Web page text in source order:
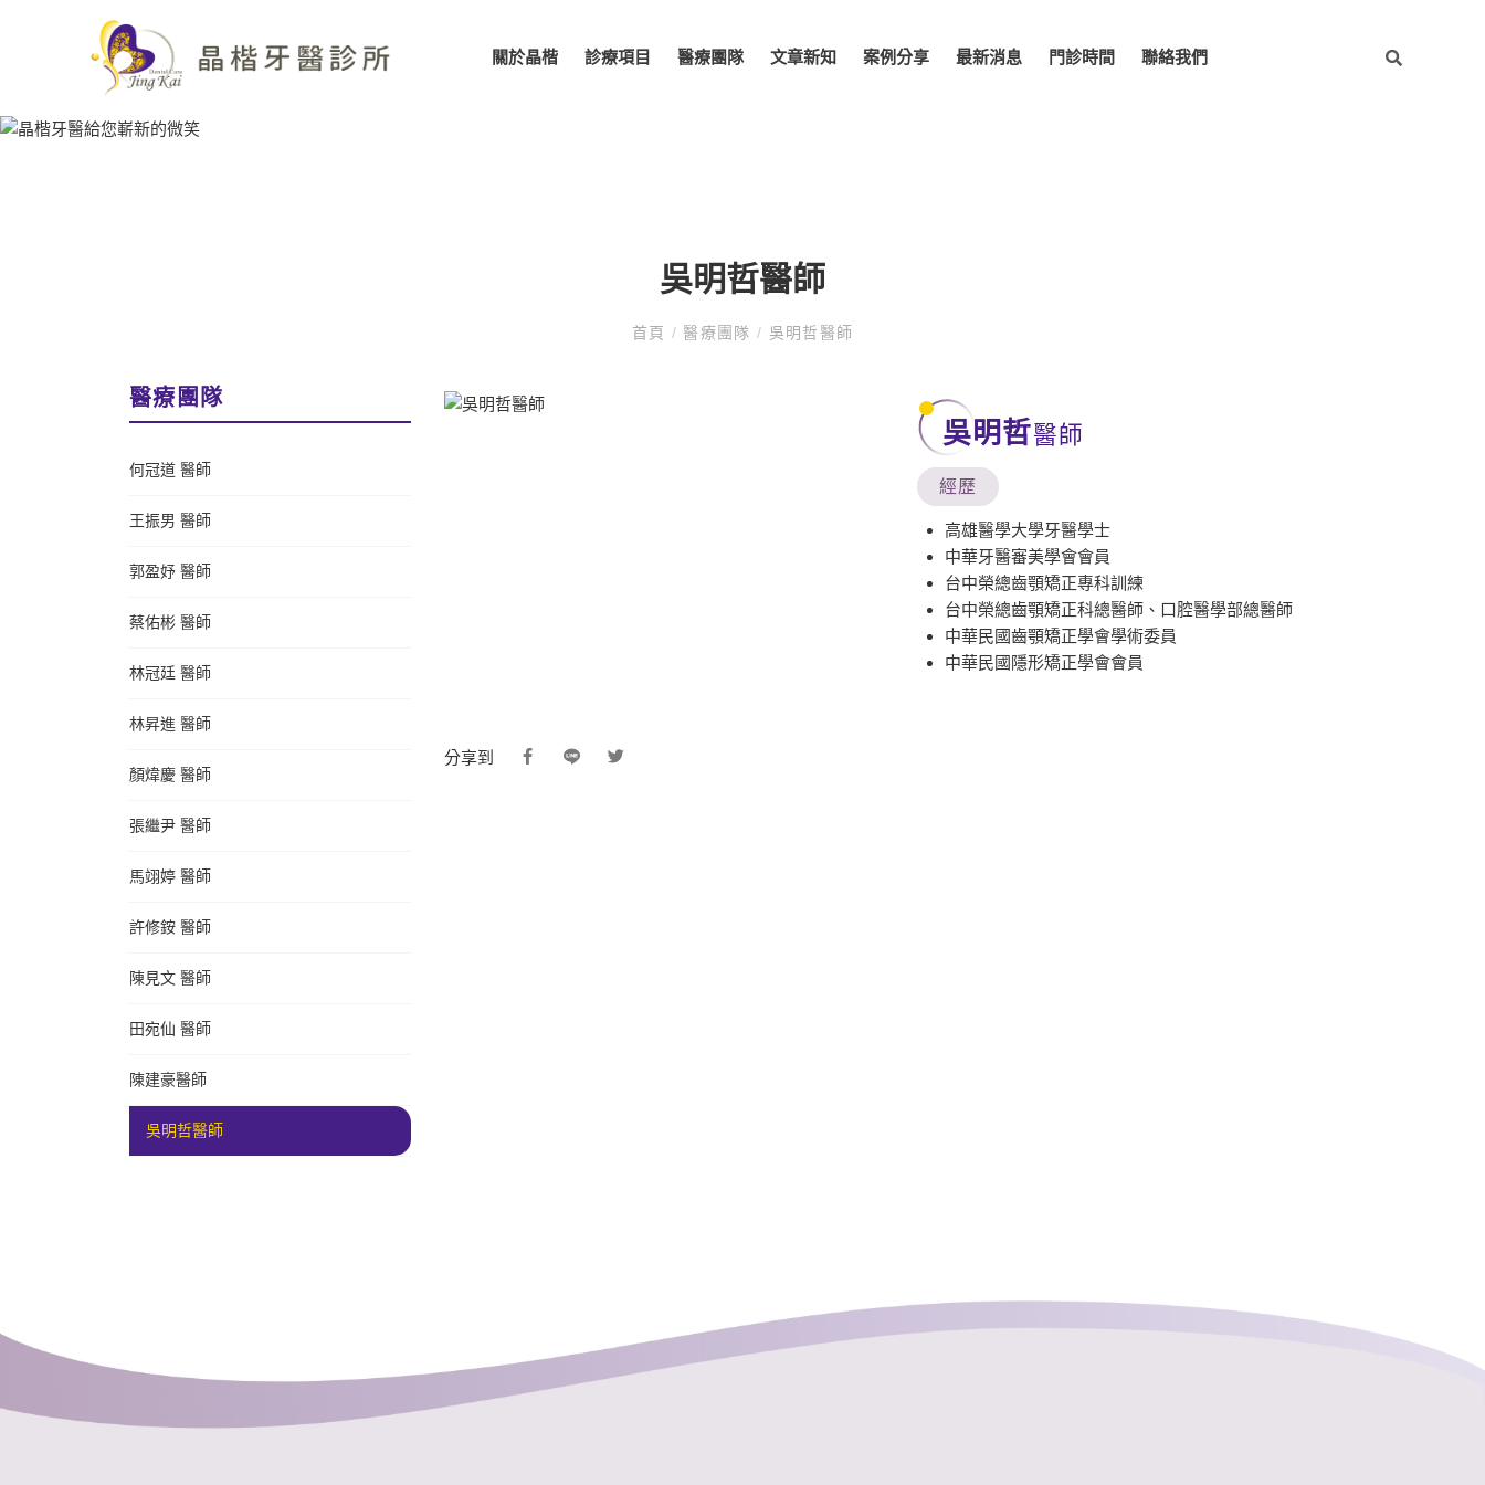
關於晶楷 診療項目 醫療團隊 文章新知 案例分享 最新消息 門診時間 聯絡我們
吳明哲醫師
首頁 / 醫療團隊/ 吳明哲醫師
醫療團隊
何冠道 醫師
王振男 醫師
郭盈妤 醫師
蔡佑彬 醫師
林冠廷 醫師
林昇進 醫師
顏煒慶 醫師
張繼尹 醫師
馬翊婷 醫師
許修銨 醫師
陳見文 醫師
田宛仙 醫師
陳建豪醫師
吳明哲醫師
吳明哲醫師
經歷
高雄醫學大學牙醫學士
中華牙醫審美學會會員
台中榮總齒顎矯正專科訓練
台中榮總齒顎矯正科總醫師、口腔醫學部總醫師
中華民國齒顎矯正學會學術委員
中華民國隱形矯正學會會員
分享到